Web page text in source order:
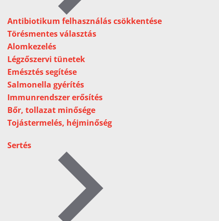
Antibiotikum felhasználás csökkentése
Törésmentes választás
Alomkezelés
Légzőszervi tünetek
Emésztés segítése
Salmonella gyérítés
Immunrendszer erősítés
Bőr, tollazat minősége
Tojástermelés, héjminőség
Sertés